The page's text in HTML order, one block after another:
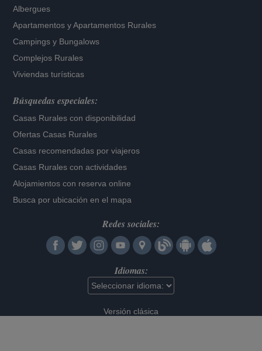
Albergues
Apartamentos yApartamentos Rurales
Campings y Bungalows
Complejos Rurales
Viviendas turísticas
Búsquedas especiales:
Casas Rurales con disponibilidad
Ofertas Casas Rurales
Casas recomendadas por viajeros
Casas Rurales con actividades
Alojamientos con reserva online
Busca por ubicación en el mapa
Redes sociales:
Idiomas:
Versión clásica